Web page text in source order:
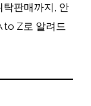
탁판매까지, 안
to Z로 알려드